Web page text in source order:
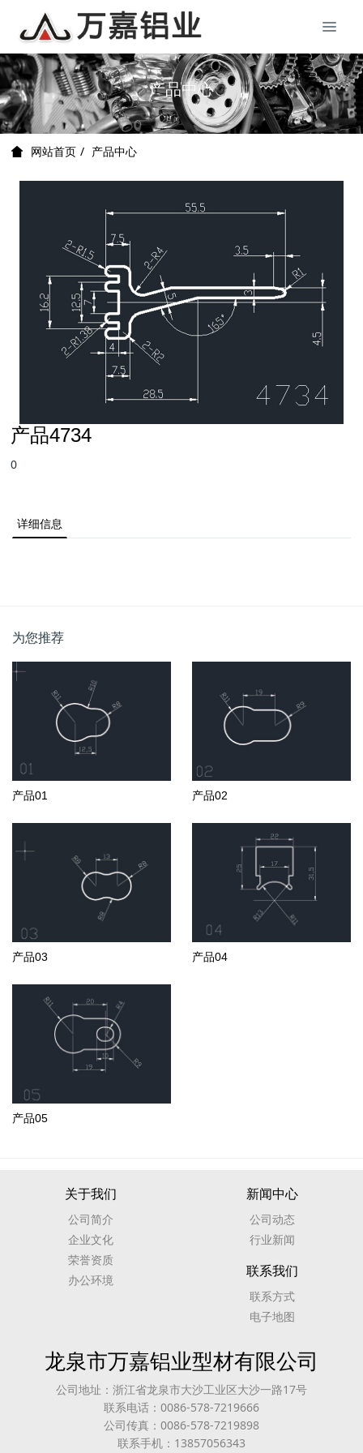
产品中心
网站首页 产品中心
产品4734
0
详细信息
为您推荐
产品01 产品02
产品03 产品04
产品05
关于我们
公司简介
企业文化
荣誉资质
办公环境
新闻中心
公司动态
行业新闻
联系我们
联系方式
电子地图
龙泉市万嘉铝业型材有限公司
公司地址：浙江省龙泉市大沙工业区大沙一路17号
联系电话：0086-578-7219666
公司传真：0086-578-7219898
联系手机：13857056343